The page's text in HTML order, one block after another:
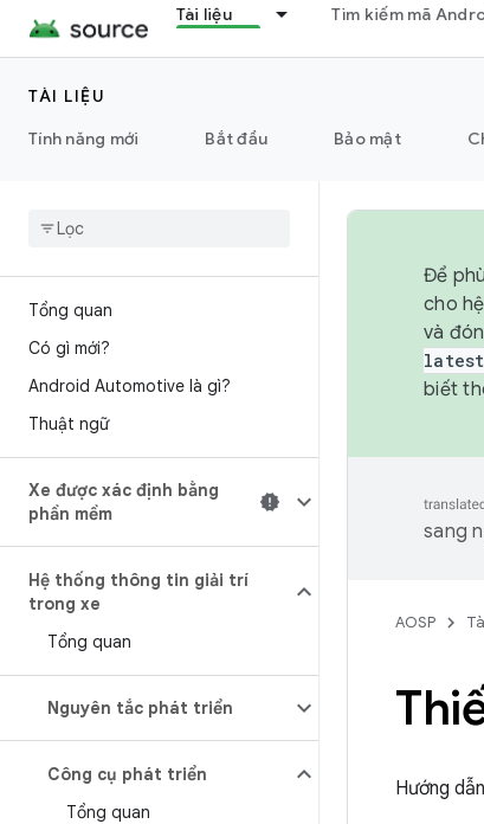
Tài liệu Tìm kiếm mã
TÀI LIỆU
Tính năng mới
Bắt đầu Bảo mật
Tổng quan
Có gì mới?
Android Automotive là gì?
Thuật ngữ
Xe được xác định bằng
phần mềm
Hệ thống thông tin giải trí
trong xe
Tổng quan
Nguyên tắc phát triển
Công cụ phát triển
Tổng quan
Để
cho
và
biết
sang
AOSP
Hướng